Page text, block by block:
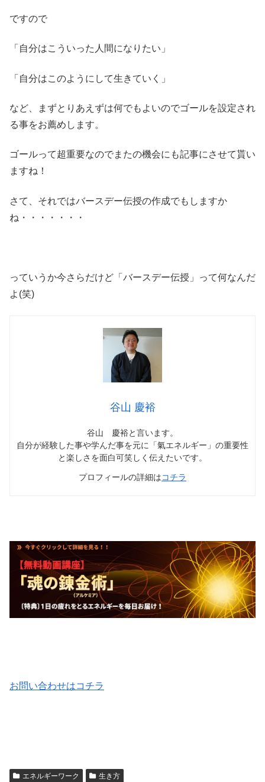
ですので
「自分はこういった人間になりたい」
「自分はこのようにして生きていく」
など、まずとりあえずは何でもよいのでゴールを設定され
る事をお薦めします。
ゴールって超重要なのでまたの機会にも記事にさせて貰い
ますね！
さて、それではバースデー伝授の作成でもしますか
ね・・・・・・・
っていうか今さらだけど「バースデー伝授」って何なんだ
よ(笑)
谷山 慶裕
谷山 慶裕と言います。
自分が経験した事や学んだ事を元に「氣エネルギー」の重要性
と楽しさを面白可笑しく伝えたいです。
プロフィールの詳細はコチラ
お問い合わせはコチラ
エネルギーワーク 生き方